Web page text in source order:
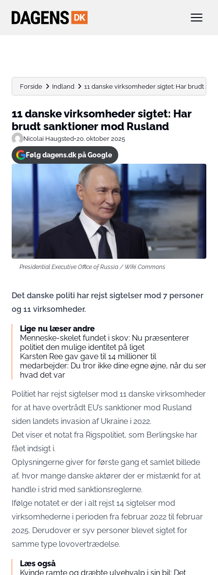
Forside Indland 11 danske virksomheder sigtet: Har brudt
11 danske virksomheder sigtet: Har
brudt sanktioner mod Rusland
Nicolai Haugsted•20. oktober 2025
Følg dagens.dk på Google
Presidential Executive Office of Russia / Wiki Commons
Det danske politi har rejst sigtelser mod 7 personer
og 11 virksomheder.
Lige nu læser andre
Menneske-skelet fundet i skov: Nu præsenterer
politiet den mulige identitet på liget
Karsten Ree gav gave til 14 millioner til
medarbejder: Du tror ikke dine egne øjne, når du ser
hvad det var
Politiet har rejst sigtelser mod 11 danske virksomheder
for at have overtrådt EU’s sanktioner mod Rusland
siden landets invasion af Ukraine i 2022.
Det viser et notat fra Rigspolitiet, som Berlingske har
fået indsigt i.
Oplysningerne giver for første gang et samlet billede
af, hvor mange danske aktører der er mistænkt for at
handle i strid med sanktionsreglerne.
Ifølge notatet er der i alt rejst 14 sigtelser mod
virksomhederne i perioden fra februar 2022 til februar
2025. Derudover er syv personer blevet sigtet for
samme type lovovertrædelse.
Læs også
Kvinde ramte og dræbte ulvehvalp i sin bil: Det